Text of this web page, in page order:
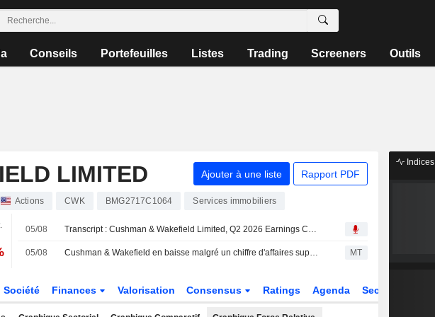
Conseils Portefeuilles Listes Trading Screeners Outils
LIMITED Ajouter à une liste Rapport PDF
Actions CWK BMG2717C1064 Services immobiliers
05/08 Transcript : Cushman & Wakefield Limited, Q2 2026 Earnings Call, Aug 05, 2026
05/08 Cushman & Wakefield en baisse malgré un chiffre d'affaires supérieur aux attentes au deuxième trimestre MT
Société Finances Valorisation Consensus Ratings Agenda Secteur
Indices